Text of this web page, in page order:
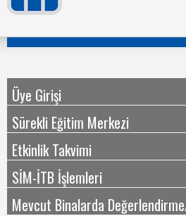
Üye Girişi
Sürekli Eğitim Merkezi
Etkinlik Takvimi
SİM-İTB İşlemleri
Mevcut Binalarda